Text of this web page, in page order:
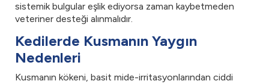
sistemik bulgular eşlik ediyorsa zaman kaybetmeden
veteriner desteği alınmalıdır.
Kedilerde Kusmanın Yaygın
Nedenleri
Kusmanın kökeni, basit mide-irritasyonlarından ciddi